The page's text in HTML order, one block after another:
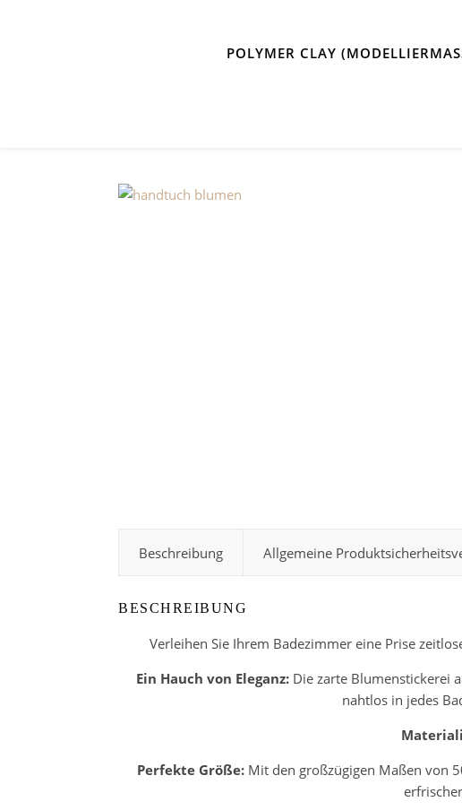
POLYMER CLAY
Beschreibung Allgemeine
BESCHREIBUNG
Verleihen Sie Ihrem Badezimmer eine Prise
Ein Hauch von Eleganz: Die zarte Blumenstickerei
nahtlos in jedes
Perfekte Größe:Mit den großzügigen Maßen von